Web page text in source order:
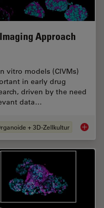
Approach
vitro models (CIVMs)
in early drug
driven by the need
data…
+ 3D-Zellkultur